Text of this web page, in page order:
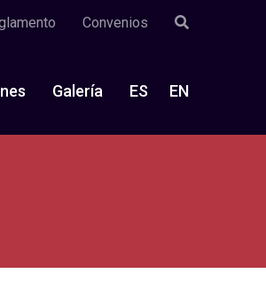
Convenios
Galería ES EN